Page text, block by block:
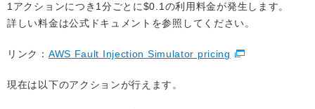
1アクションにつき1分ごとに$0.1の利用料金が発生します。
詳しい料金は公式ドキュメントを参照してください。
リンク： AWS Fault Injection Simulator pricing
現在は以下のアクションが行えます。